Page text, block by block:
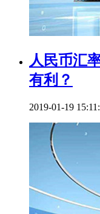
人民币汇
有利？
2019-01-19